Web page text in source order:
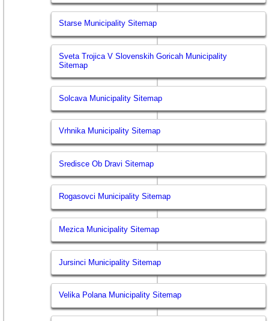
Starse Municipality Sitemap
Sveta Trojica V Slovenskih Goricah Municipality
Sitemap
Solcava Municipality Sitemap
Vrhnika Municipality Sitemap
Sredisce Ob Dravi Sitemap
Rogasovci Municipality Sitemap
Mezica Municipality Sitemap
Jursinci Municipality Sitemap
Velika Polana Municipality Sitemap